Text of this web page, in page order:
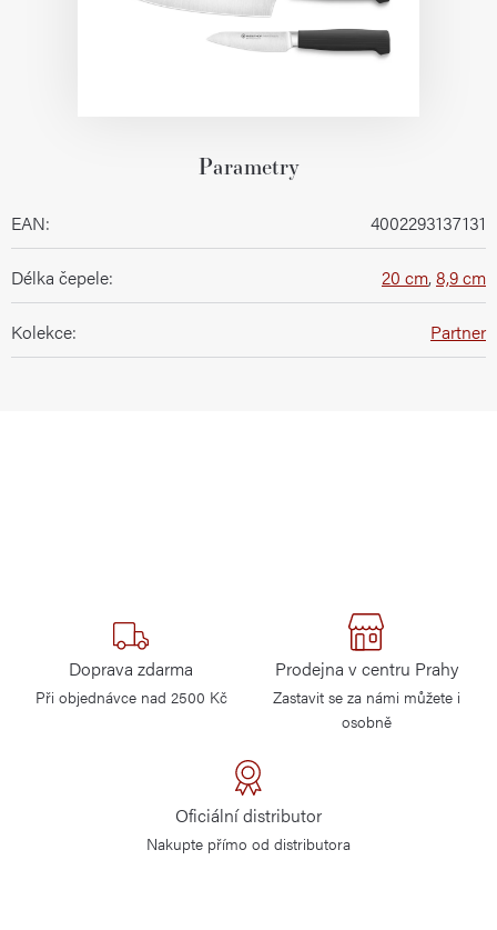
Parametry
EAN: 4002293137131
Délka čepele: 20 cm,8,9 cm
Kolekce: Partner
Doprava zdarma
Při objednávce nad 2500 Kč
Prodejna v centru Prahy
Zastavit se za námi můžete i
osobně
Oficiální distributor
Nakupte přímo od distributora